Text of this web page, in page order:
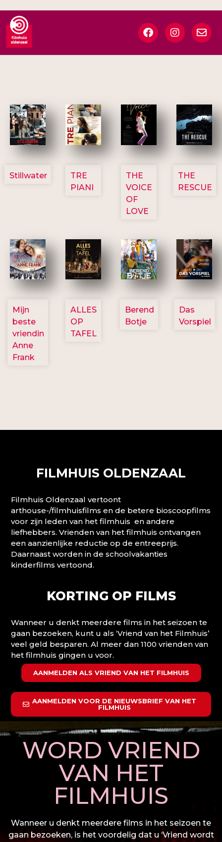
3123
Stillwater
3129
TRE
PIANI
3135
THE
VOICE
OF
LOVE
3148
THE
RESCUE
2757
Mijn
beste
vriendin
Anne
Frank
3154
ALLES
OP
TAFEL
2799
Berend
Botje
2777
Das
Vorspiel
FILMHUIS OLDENZAAL
Filmhuis Oldenzaal vertoont
arthouse-/filmhuisfilms en de betere bioscoopfilms
voor zijn leden van het filmhuis en andere
liefhebbers. Vrienden van het filmhuis ontvangen
een aanzienlijke reductie op de entreeprijs.
Daarnaast worden in de schoolvakanties
kinderfilms vertoond.
KORTING OP FILMS
Wanneer u denkt meerdere films in het seizoen te
gaan bezoeken, kunt u als ‘Vriend van het Filmhuis’
veel geld besparen. Al meer dan 1100 vrienden van
het filmhuis gingen u voor.
AANMELDEN ALS VRIEND VAN HET FILMHUIS
AANMELDEN VOOR DE NIEUWSBRIEF VAN HET
FILMHUIS
WORD VRIEND
VAN HET
FILMHUIS
Wanneer u denkt meerdere films in het seizoen te
gaan bezoeken, is het voordelig dat u ‘Vriend wordt